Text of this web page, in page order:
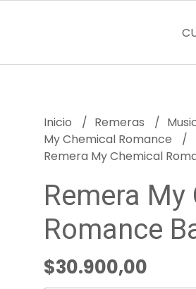
Inicio Remeras
My Chemical Romance
Remera My Chemical
Remera My
Romance
$30.900,00